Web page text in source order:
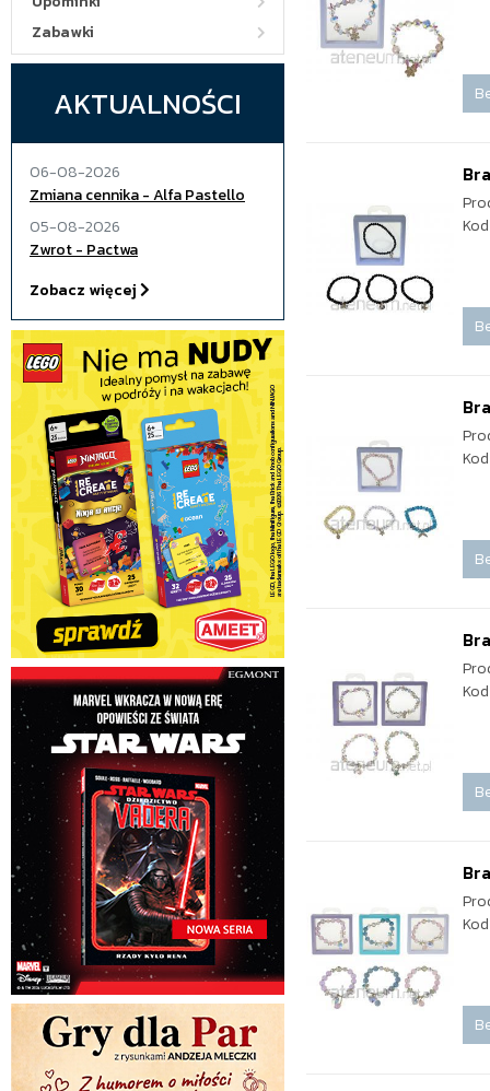
Zabawki
AKTUALNOŚCI
06-08-2026
Zmiana cennika - Alfa Pastello
05-08-2026
Zwrot - Pactwa
Zobacz więcej